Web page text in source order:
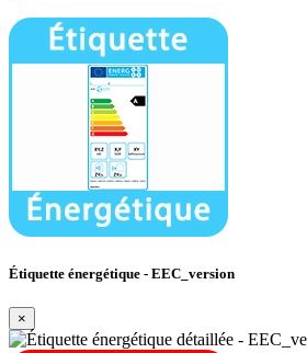
Étiquette énergétique - EEC_version
×